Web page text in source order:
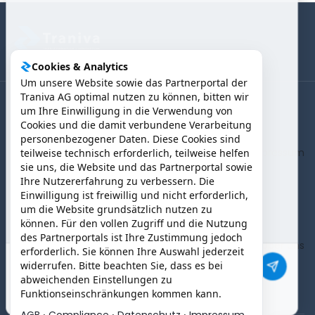
Cookies & Analytics
Um unsere Website sowie das Partnerportal der
Traniva AG optimal nutzen zu können, bitten wir
um Ihre Einwilligung in die Verwendung von
Cookies und die damit verbundene Verarbeitung
personenbezogener Daten. Diese Cookies sind
teilweise technisch erforderlich, teilweise helfen
sie uns, die Website und das Partnerportal sowie
Ihre Nutzererfahrung zu verbessern. Die
Einwilligung ist freiwillig und nicht erforderlich,
um die Website grundsätzlich nutzen zu
können. Für den vollen Zugriff und die Nutzung
des Partnerportals ist Ihre Zustimmung jedoch
erforderlich. Sie können Ihre Auswahl jederzeit
widerrufen. Bitte beachten Sie, dass es bei
abweichenden Einstellungen zu
Funktionseinschränkungen kommen kann.
(B2B) Kunden | Partner > Login
AGB Impressum
Datenschutz
Partner werden Über uns